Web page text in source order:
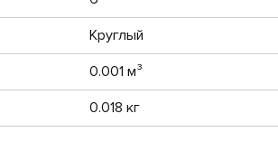
Круглый
0.001 м³
0.018 кг